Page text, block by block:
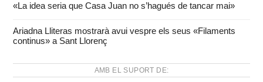
«La idea seria que Casa Juan no s’hagués de tancar mai»
Ariadna Lliteras mostrarà avui vespre els seus «Filaments
continus» a Sant Llorenç
AMB EL SUPORT DE: